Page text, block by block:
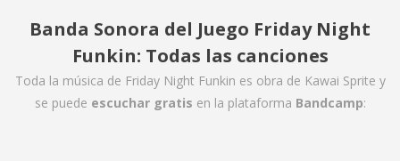
Banda Sonora del Juego Friday Night
Funkin: Todas las canciones
Toda la música de Friday Night Funkin es obra de Kawai Sprite y
se puede escuchar gratis en la plataforma Bandcamp: